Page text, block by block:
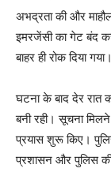
अभद्रता की और
इमरजेंसी का गेट बंद
बाहर ही रोक दिया गया।
घटना के बाद देर रात
बनी रही। सूचना
प्रयास शुरू किए।
प्रशासन और पुलिस